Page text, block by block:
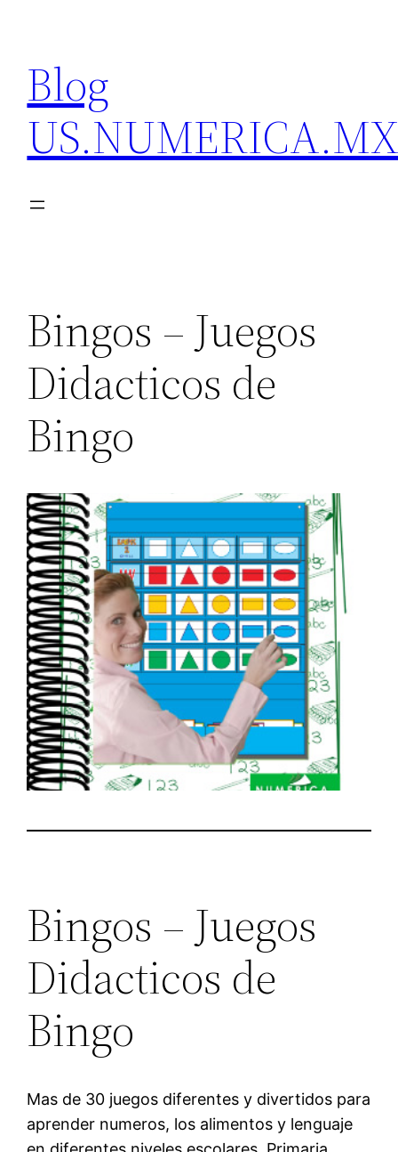
content
Blog
Bingos – Juegos
Didacticos de
Bingo
Bingos – Juegos
Didacticos de
Bingo
Mas de 30 juegos diferentes y divertidos para
aprender numeros, los alimentos y lenguaje